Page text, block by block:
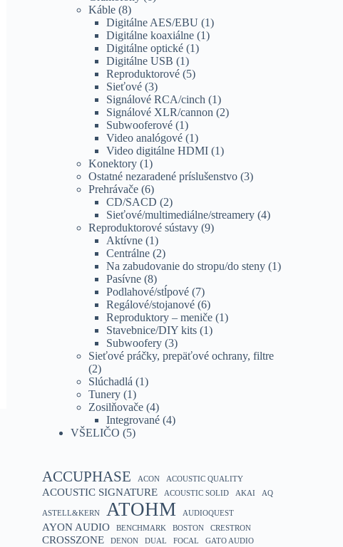
Káble (8)
Digitálne AES/EBU (1)
Digitálne koaxiálne (1)
Digitálne optické (1)
Digitálne USB (1)
Reproduktorové (5)
Sieťové (3)
Signálové RCA/cinch (1)
Signálové XLR/cannon (2)
Subwooferové (1)
Video analógové (1)
Video digitálne HDMI (1)
Konektory (1)
Ostatné nezaradené príslušenstvo (3)
Prehrávače (6)
CD/SACD (2)
Sieťové/multimediálne/streamery (4)
Reproduktorové sústavy (9)
Aktívne (1)
Centrálne (2)
Na zabudovanie do stropu/do steny (1)
Pasívne (8)
Podlahové/stĺpové (7)
Regálové/stojanové (6)
Reproduktory – meniče (1)
Stavebnice/DIY kits (1)
Subwoofery (3)
Sieťové práčky, prepäťové ochrany, filtre
(2)
Slúchadlá (1)
Tunery (1)
Zosilňovače (4)
Integrované (4)
VŠELIČO (5)
ACCUPHASE ACON ACOUSTIC QUALITY
ACOUSTIC SIGNATURE ACOUSTIC SOLID AKAI AQ
ASTELL&KERN ATOHM AUDIOQUEST
AYON AUDIO BENCHMARK BOSTON CRESTRON
CROSSZONE DENON DUAL FOCAL
GATO AUDIO